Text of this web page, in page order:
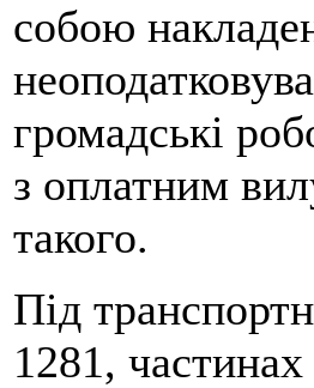
собою
громадські
з оплатним
такого.
Під
1281, частинах